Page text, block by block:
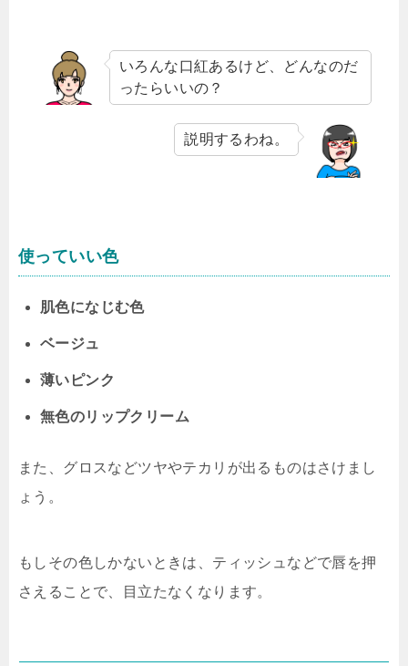
いろんな口紅あるけど、どんなのだ
ったらいいの？
説明するわね。
使っていい色
肌色になじむ色
ベージュ
薄いピンク
無色のリップクリーム
また、グロスなどツヤやテカリが出るものはさけまし
ょう。
もしその色しかないときは、ティッシュなどで唇を押
さえることで、目立たなくなります。